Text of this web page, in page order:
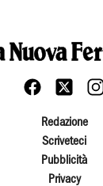
Redazione
Scriveteci
Pubblicità
Privacy